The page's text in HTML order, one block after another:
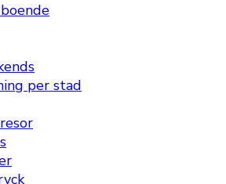
per stad